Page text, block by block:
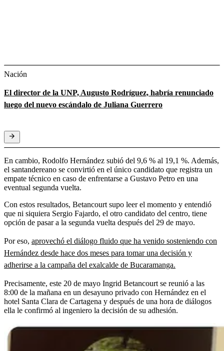
Nación
El director de la UNP, Augusto Rodríguez, habría renunciado
luego del nuevo escándalo de Juliana Guerrero
En cambio, Rodolfo Hernández subió del 9,6 % al 19,1 %. Además,
el santandereano se convirtió en el único candidato que registra un
empate técnico en caso de enfrentarse a Gustavo Petro en una
eventual segunda vuelta.
Con estos resultados, Betancourt supo leer el momento y entendió
que ni siquiera Sergio Fajardo, el otro candidato del centro, tiene
opción de pasar a la segunda vuelta después del 29 de mayo.
Por eso, aprovechó el diálogo fluido que ha venido sosteniendo con
Hernández desde hace dos meses para tomar una decisión y
adherirse a la campaña del exalcalde de Bucaramanga.
Precisamente, este 20 de mayo Ingrid Betancourt se reunió a las
8:00 de la mañana en un desayuno privado con Hernández en el
hotel Santa Clara de Cartagena y después de una hora de diálogos
ella le confirmó al ingeniero la decisión de su adhesión.